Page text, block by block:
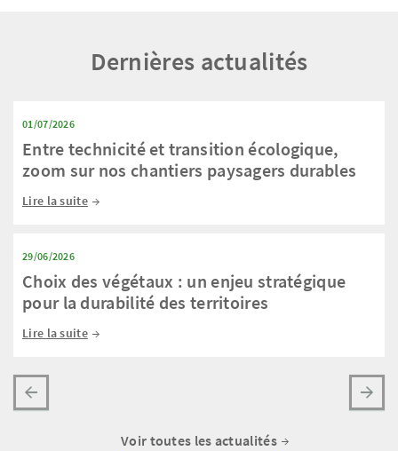
Dernières actualités
01/07/2026
Entre technicité et transition écologique,
zoom sur nos chantiers paysagers durables
Lire la suite
29/06/2026
Choix des végétaux : un enjeu stratégique
pour la durabilité des territoires
Lire la suite
Voir toutes les actualités